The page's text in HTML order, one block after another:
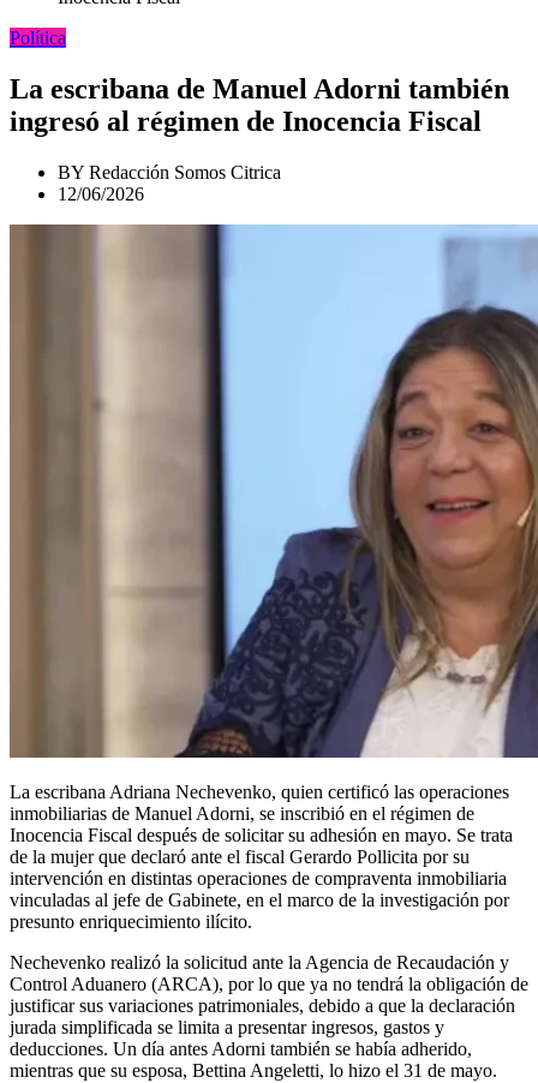
Política
La escribana de Manuel Adorni también
ingresó al régimen de Inocencia Fiscal
BY Redacción Somos Citrica
12/06/2026
La escribana Adriana Nechevenko, quien certificó las operaciones
inmobiliarias de Manuel Adorni, se inscribió en el régimen de
Inocencia Fiscal después de solicitar su adhesión en mayo. Se trata
de la mujer que declaró ante el fiscal Gerardo Pollicita por su
intervención en distintas operaciones de compraventa inmobiliaria
vinculadas al jefe de Gabinete, en el marco de la investigación por
presunto enriquecimiento ilícito.
Nechevenko realizó la solicitud ante la Agencia de Recaudación y
Control Aduanero (ARCA), por lo que ya no tendrá la obligación de
justificar sus variaciones patrimoniales, debido a que la declaración
jurada simplificada se limita a presentar ingresos, gastos y
deducciones. Un día antes Adorni también se había adherido,
mientras que su esposa, Bettina Angeletti, lo hizo el 31 de mayo.